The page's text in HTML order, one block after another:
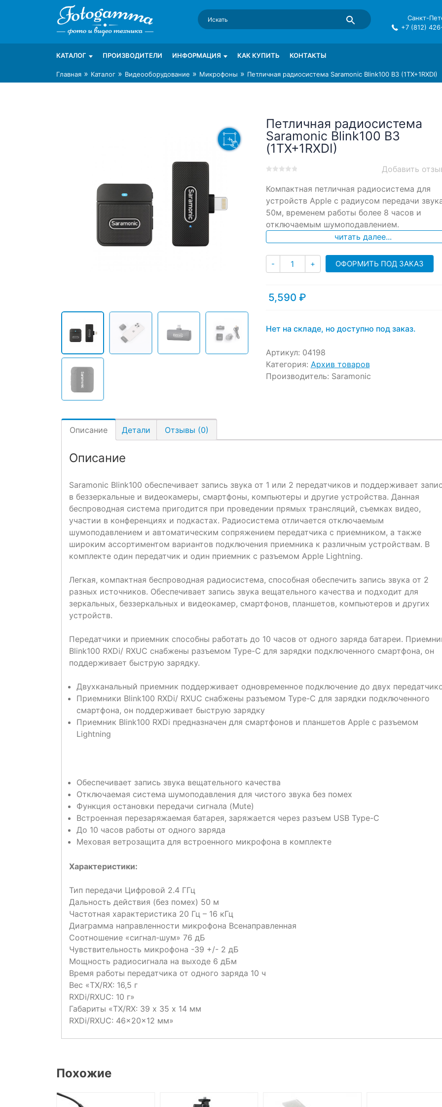
Интернет-магазин фототехники Foto-Gamma в СПб
Магазин фотоаксессуаров foto-gamma.ru
Санкт-
+7 (812)
КАТАЛОГ ПРОИЗВОДИТЕЛИ ИНФОРМАЦИЯ КАК КУПИТЬ КОНТАКТЫ
Главная » Каталог » Видеооборудование » Микрофоны » Петличная радиосистема Saramonic Blink100 B3 (1TX+1RXDI)
Петличная радиосистема
Saramonic Blink100 B3
(1TX+1RXDI)
out
based
on
customer
ratings
Добавить
Компактная петличная радиосистема для
устройств Apple с радиусом передачи
50м, временем работы более 8 часов и
отключаемым шумоподавлением.
читать далее...
- Количество
+ ОФОРМИТЬ ПОД ЗАКАЗ
5,590 ₽
Нет на складе, но доступно под заказ.
Артикул: 04198
Категория: Архив товаров
Производитель: Saramonic
Описание Детали Отзывы (0)
Описание
Saramonic Blink100 обеспечивает запись звука от 1 или 2 передатчиков и поддерживает
в беззеркальные и видеокамеры, смартфоны, компьютеры и другие устройства. Данная
беспроводная система пригодится при проведении прямых трансляций, съемках видео,
участии в конференциях и подкастах. Радиосистема отличается отключаемым
шумоподавлением и автоматическим сопряжением передатчика с приемником, а также
широким ассортиментом вариантов подключения приемника к различным устройствам. В
комплекте один передатчик и один приемник с разъемом Apple Lightning.
Легкая, компактная беспроводная радиосистема, способная обеспечить запись звука от 2
разных источников. Обеспечивает запись звука вещательного качества и подходит для
зеркальных, беззеркальных и видеокамер, смартфонов, планшетов, компьютеров и других
устройств.
Передатчики и приемник способны работать до 10 часов от одного заряда батареи.
Blink100 RXDi/ RXUC снабжены разъемом Type-C для зарядки подключенного смартфона, он
поддерживает быструю зарядку.
Двухканальный приемник поддерживает одновременное подключение до двух
Приемники Blink100 RXDi/ RXUC снабжены разъемом Type-C для зарядки подключенного
смартфона, он поддерживает быструю зарядку
Приемник Blink100 RXDi предназначен для смартфонов и планшетов Apple с разъемом
Lightning
Обеспечивает запись звука вещательного качества
Отключаемая система шумоподавления для чистого звука без помех
Функция остановки передачи сигнала (Mute)
Встроенная перезаряжаемая батарея, заряжается через разъем USB Type-C
До 10 часов работы от одного заряда
Меховая ветрозащита для встроенного микрофона в комплекте
Характеристики:
Тип передачи Цифровой 2.4 ГГц
Дальность действия (без помех) 50 м
Частотная характеристика 20 Гц – 16 кГц
Диаграмма направленности микрофона Всенаправленная
Соотношение «сигнал-шум» 76 дБ
Чувствительность микрофона -39 +/- 2 дБ
Мощность радиосигнала на выходе 6 дБм
Время работы передатчика от одного заряда 10 ч
Вес «TX/RX: 16,5 г
RXDi/RXUC: 10 г»
Габариты «TX/RX: 39 х 35 х 14 мм
RXDi/RXUC: 46x20x12 мм»
Похожие